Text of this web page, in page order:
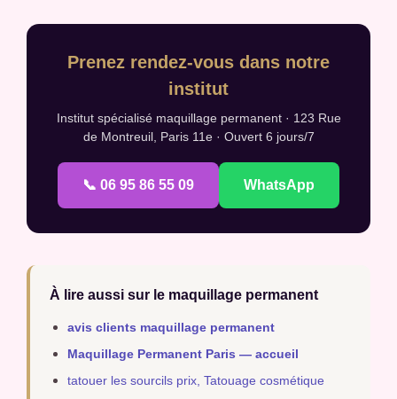
Prenez rendez-vous dans notre
institut
Institut spécialisé maquillage permanent · 123 Rue
de Montreuil, Paris 11e · Ouvert 6 jours/7
📞 06 95 86 55 09 WhatsApp
À lire aussi sur le maquillage permanent
avis clients maquillage permanent
Maquillage Permanent Paris — accueil
tatouer les sourcils prix, Tatouage cosmétique